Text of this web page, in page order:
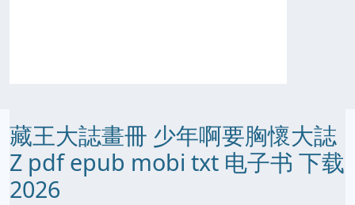
藏王大誌畫冊 少年啊要胸懷大誌
Z pdf epub mobi txt 电子书 下载
2026